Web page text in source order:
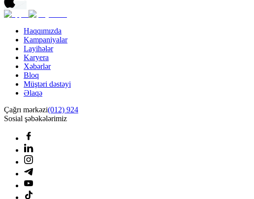
Haqqımızda
Kampaniyalar
Layihələr
Karyera
Xəbərlər
Bloq
Müştəri dəstəyi
Əlaqə
Çağrı mərkəzi(012) 924
Sosial şəbəkələrimiz